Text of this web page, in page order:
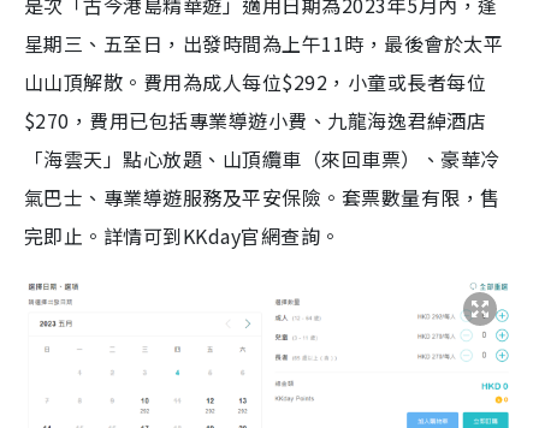
星期三、五至日，出發時間為上午11時，最後會於太平
山山頂解散。費用為成人每位$292，小童或長者每位
$270，費用已包括專業導遊小費、九龍海逸君綽酒店
「海雲天」點心放題、山頂纜車（來回車票）、豪華冷
氣巴士、專業導遊服務及平安保險。套票數量有限，售
完即止。詳情可到KKday官網查詢。